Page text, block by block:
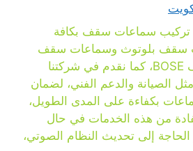
تركيب سماعات سقف بكافة
سقف بلوتوث وسماعات سقف
JPL وسماعات سقف BOSE، كما نقدم في شركتنا
الصيانة والدعم الفني، لضمان
بكفاءة على المدى الطويل،
من هذه الخدمات في حال
إلى تحديث النظام الصوتي،